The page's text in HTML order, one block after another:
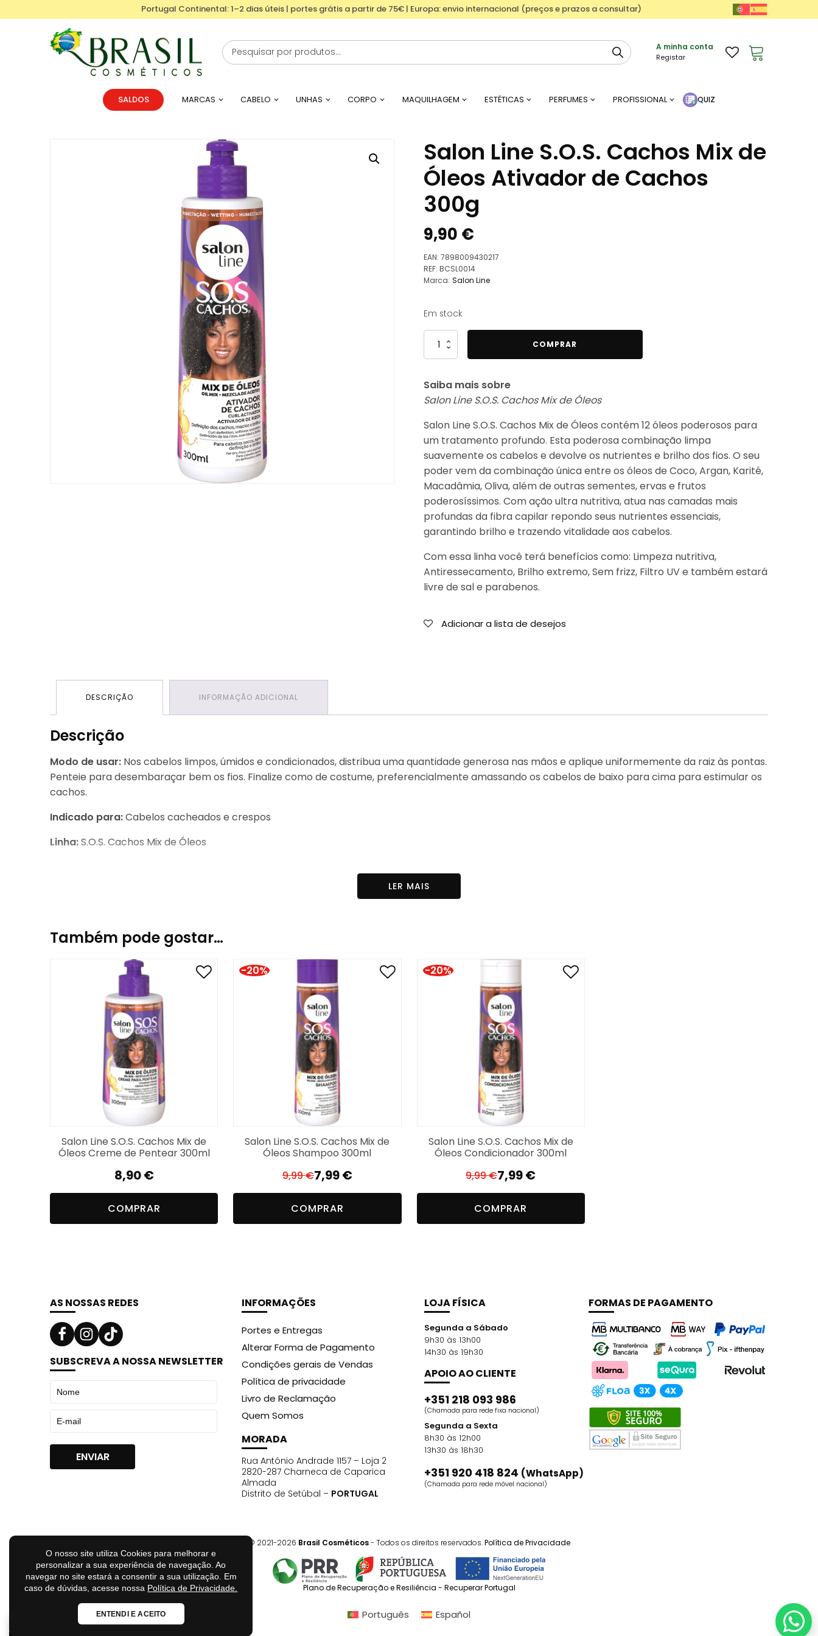
O nosso site utiliza Cookies para melhorar e
personalizar a sua experiência de navegação. Ao
navegar no site estará a consentir a sua utilização. Em
caso de dúvidas, acesse nossa Política de Privacidade.
ENTENDI E ACEITO
Portugal Continental: 1–2 dias úteis | portes grátis a partir de 75€ | Europa: envio internacional (preços e prazos a consultar)
A minha conta
Registar
SALDOS MARCAS CABELO UNHAS CORPO MAQUILHAGEM ESTÉTICAS PERFUMES PROFISSIONAL QUIZ
Salon Line S.O.S. Cachos Mix de
Óleos Ativador de Cachos
300g
9,90 €
EAN: 7898009430217
REF: BCSL0014
Marca: Salon Line
Em stock
Quantidade
de
Line
S.O.S.
Mix
de
Óleos
Ativador
de
Cachos
300g
COMPRAR
Saiba mais sobre
Salon Line S.O.S. Cachos Mix de Óleos
Salon Line S.O.S. Cachos Mix de Óleos contém 12 óleos poderosos para
um tratamento profundo. Esta poderosa combinação limpa
suavemente os cabelos e devolve os nutrientes e brilho dos fios. O seu
poder vem da combinação única entre os óleos de Coco, Argan, Karité,
Macadâmia, Oliva, além de outras sementes, ervas e frutos
poderosíssimos. Com ação ultra nutritiva, atua nas camadas mais
profundas da fibra capilar repondo seus nutrientes essenciais,
garantindo brilho e trazendo vitalidade aos cabelos.
Com essa linha você terá benefícios como: Limpeza nutritiva,
Antiressecamento, Brilho extremo, Sem frizz, Filtro UV e também estará
livre de sal e parabenos.
Adicionar a lista de desejos
DESCRIÇÃO INFORMAÇÃO ADICIONAL
Descrição
Modo de usar: Nos cabelos limpos, úmidos e condicionados, distribua uma quantidade generosa nas mãos e aplique uniformemente da raiz às pontas.
Penteie para desembaraçar bem os fios. Finalize como de costume, preferencialmente amassando os cabelos de baixo para cima para estimular os
cachos.
Indicado para:Cabelos cacheados e crespos
Linha:S.O.S. Cachos Mix de Óleos
LER MAIS
Também pode gostar…
Salon Line S.O.S. Cachos Mix de
Óleos Creme de Pentear 300ml
8,90€
COMPRAR
-20%
Salon Line S.O.S. Cachos Mix de
Óleos Shampoo 300ml
9,99€O
preço
original
era:
7,99€
O
preço
atual
é:
COMPRAR
-20%
Salon Line S.O.S. Cachos Mix de
Óleos Condicionador 300ml
9,99€O
preço
original
era:
7,99€
O
preço
atual
é:
COMPRAR
AS NOSSAS REDES
SUBSCREVA A NOSSA NEWSLETTER
INFORMAÇÕES
Portes e Entregas
Alterar Forma de Pagamento
Condições gerais de Vendas
Política de privacidade
Livro de Reclamação
Quem Somos
MORADA
Rua António Andrade 1157 – Loja 2
2820-287 Charneca de Caparica
Almada
Distrito de Setúbal – PORTUGAL
LOJA FÍSICA
Segunda a Sábado
9h30 às 13h00
14h30 às 19h30
APOIO AO CLIENTE
+351 218 093 986
(Chamada para rede fixa nacional)
Segunda a Sexta
8h30 às 12h00
13h30 às 18h30
+351 920 418 824 (WhatsApp)
(Chamada para rede móvel nacional)
FORMAS DE PAGAMENTO
© 2021-2026 Brasil Cosméticos- Todos os direitos reservados.Política de Privacidade
Plano de Recuperação e Resiliência - Recuperar Portugal
Português Español
Loja Fiável